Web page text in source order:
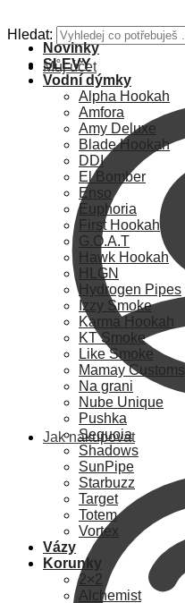
Hledat:
Můj účet
Jak nakupovat
Novinky
SLEVY
Vodní dýmky
Alpha Hookah
Amfora
Amy Deluxe
Blade Hookah
DDI
El Bomber
Enso
Euphoria
First Hookah
G.O.A.T
Hawk Hookah
HLGN
Hydrogen Pipes
Izzy Smoke
Karma Hookah
KT Smoke
Like Smoke
Mamay Customs
Na grani
Nube Unique
Pushka
Sequoia
Shadows
SunPipe
Starbuzz
Target
Totem
Vortex
Vázy
Korunky
2×2
Alchemist